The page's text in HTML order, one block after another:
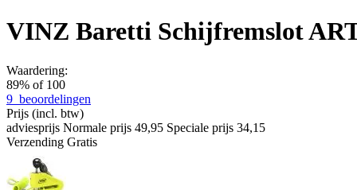
VINZ Baretti Schijfremslot
Waardering:
89% of 100
9 beoordelingen
Prijs (incl. btw)
adviesprijs Normale prijs 49,95 Speciale prijs 34,15
Verzending Gratis